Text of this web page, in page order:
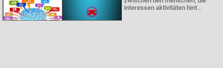
interessen aktivitäten hint..